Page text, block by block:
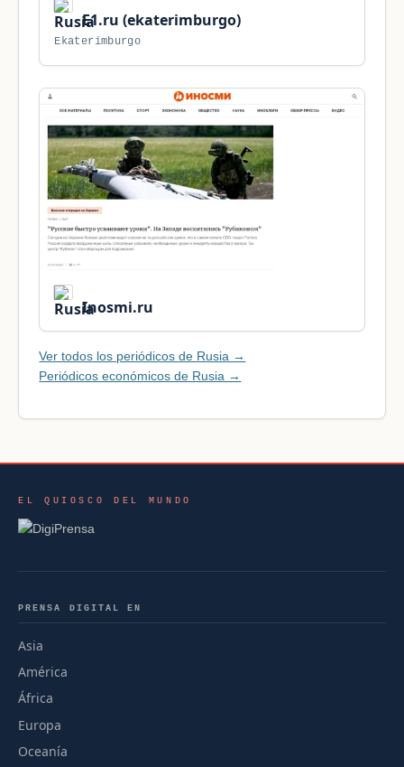
E1.ru (ekaterimburgo)
Ekaterimburgo
Inosmi.ru
Ver todos los periódicos de Rusia →
Periódicos económicos de Rusia →
EL QUIOSCO DEL MUNDO
PRENSA DIGITAL EN
Asia
América
África
Europa
Oceanía